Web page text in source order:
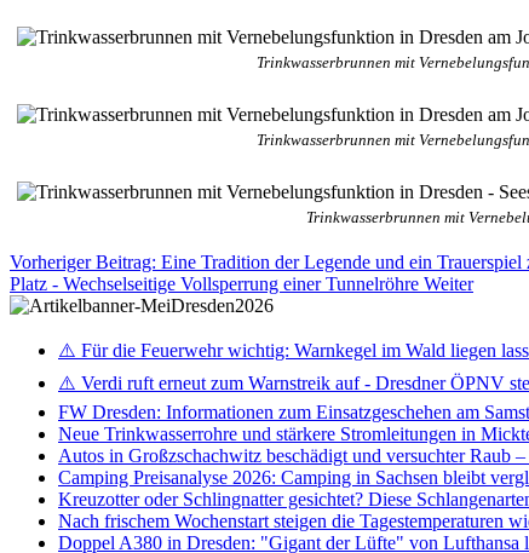
Trinkwasserbrunnen mit
Trinkwasserbrunnen mit
Trinkwasserbrunnen mit
Vorheriger Beitrag: Eine Tradition der Legende und ein
Platz - Wechselseitige Vollsperrung einer Tunnelröhre Weiter
⚠️ Für die Feuerwehr wichtig: Warnkegel im Wald liegen
⚠️ Verdi ruft erneut zum Warnstreik auf - Dresdner ÖPNV
FW Dresden: Informationen zum Einsatzgeschehen am
Neue Trinkwasserrohre und stärkere Stromleitungen in
Autos in Großzschachwitz beschädigt und versuchter Raub
Camping Preisanalyse 2026: Camping in Sachsen bleibt
Kreuzotter oder Schlingnatter gesichtet? Diese
Nach frischem Wochenstart steigen die Tagestemperaturen
Doppel A380 in Dresden: "Gigant der Lüfte" von Lufthansa